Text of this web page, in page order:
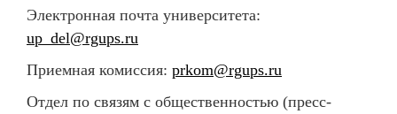
Электронная почта университета:
up_del@rgups.ru
Приемная комиссия: prkom@rgups.ru
Отдел по связям с общественностью (пресс-